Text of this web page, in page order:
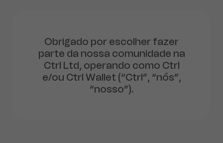
Obrigado por escolher fazer
parte da nossa comunidade na
Ctrl Ltd, operando como Ctrl
e/ou Ctrl Wallet (“Ctrl”, “nós”,
“nosso”).